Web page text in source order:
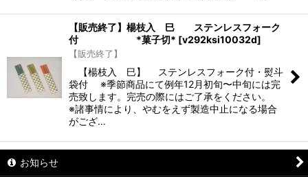
【販売終了】楊枝入 巳 ステンレスフォーク
付 *菓子切* [v292ksi10032d]
【販売終了】
【楊枝入 巳】 ステンレスフォーク付・熨斗
袋付 ※季節商品にて例年12月初旬〜中旬には完
売致します。完売の際にはご了承をください。
※諸事情により、やむをえず製造中止になる場合
がござ…
お知らせ